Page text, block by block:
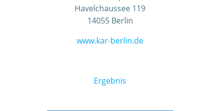
Havelchaussee 119
14055 Berlin
www.kar-berlin.de
Ergebnis